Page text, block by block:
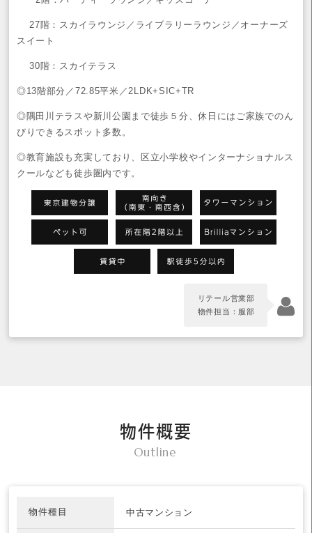
27階：スカイラウンジ／ライブラリーラウンジ／オーナーズ
スイート
30階：スカイテラス
◎13階部分／72.85平米／2LDK+SIC+TR
◎隅田川テラスや新川公園まで徒歩５分、休日にはご家族でのん
びりできるスポット多数。
◎教育施設も充実しており、区立小学校やインターナショナルス
クールなども徒歩圏内です。
リテール営業部
物件担当：服部
物件概要
Outline
物件種目 中古マンション